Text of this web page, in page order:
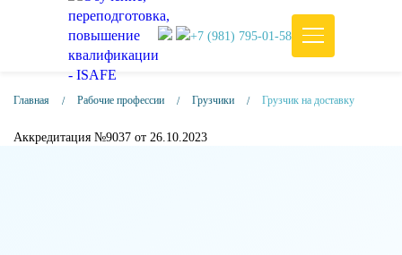
+7 (981) 795-01-58
Главная Рабочие профессии Грузчики Грузчик на доставку
Аккредитация №9037 от 26.10.2023